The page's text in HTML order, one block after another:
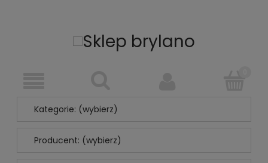
Kategorie: (wybierz)
Producent: (wybierz)